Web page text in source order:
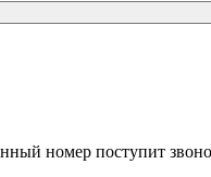
номер поступит